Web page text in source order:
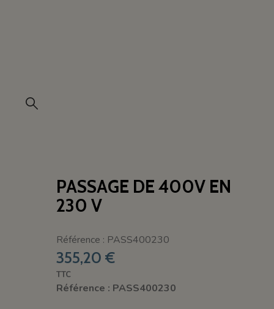
PASSAGE DE 400V EN
230 V
Référence : PASS400230
355,20 €
TTC
Référence : PASS400230